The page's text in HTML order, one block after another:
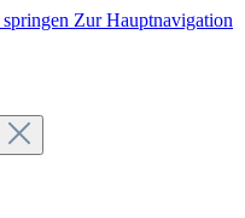
Zur Hauptnavigation